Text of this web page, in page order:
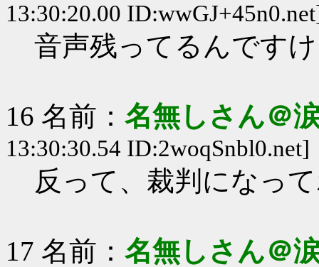
13:30:20.00
音声残ってるんです
16 名前： 名無しさん＠
13:30:30.54 ID:2woqSnbl0.net]
反って、裁判になっ
17 名前： 名無しさん＠